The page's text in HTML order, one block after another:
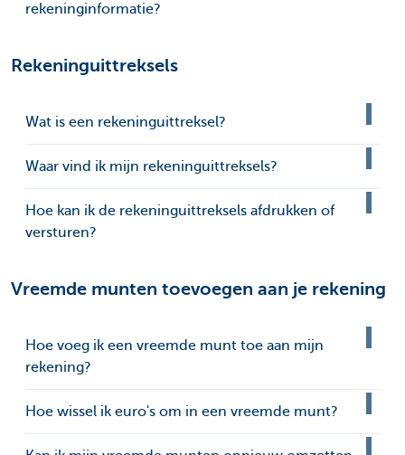
rekeninginformatie?
Rekeninguittreksels
Wat is een rekeninguittreksel?
Waar vind ik mijn rekeninguittreksels?
Hoe kan ik de rekeninguittreksels afdrukken of
versturen?
Vreemde munten toevoegen aan je rekening
Hoe voeg ik een vreemde munt toe aan mijn
rekening?
Hoe wissel ik euro's om in een vreemde munt?